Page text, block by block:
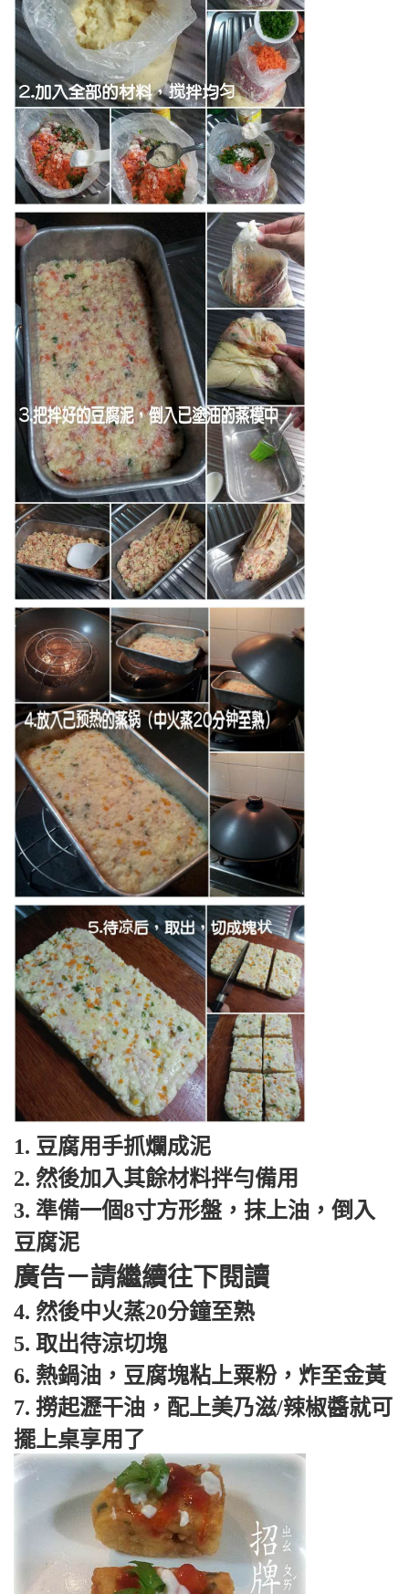
1. 豆腐用手抓爛成泥
2. 然後加入其餘材料拌勻備用
3. 準備一個8寸方形盤，抹上油，倒入
豆腐泥
廣告－請繼續往下閱讀
4. 然後中火蒸20分鐘至熟
5. 取出待涼切塊
6. 熱鍋油，豆腐塊粘上粟粉，炸至金黃
7. 撈起瀝干油，配上美乃滋/辣椒醬就可
擺上桌享用了